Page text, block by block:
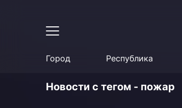
Город Республика
Новости с тегом - пожар